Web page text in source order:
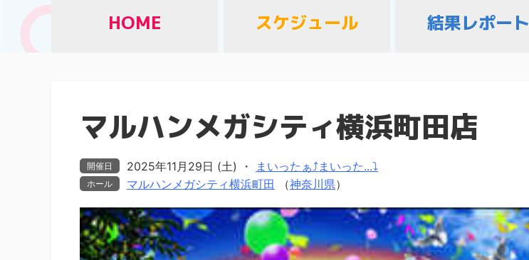
HOME スケジュール 結果レポート
マルハンメガシティ横浜町田店
開催日 2025年11月29日 (土) ・ まいったぁ⤴まいった...⤵
ホール マルハンメガシティ横浜町田 （神奈川県）